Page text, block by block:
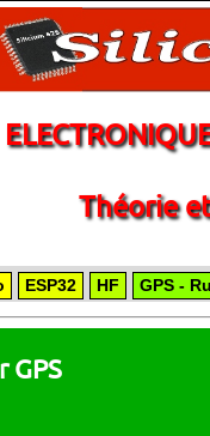
Théorie
ESP32 HF GPS -